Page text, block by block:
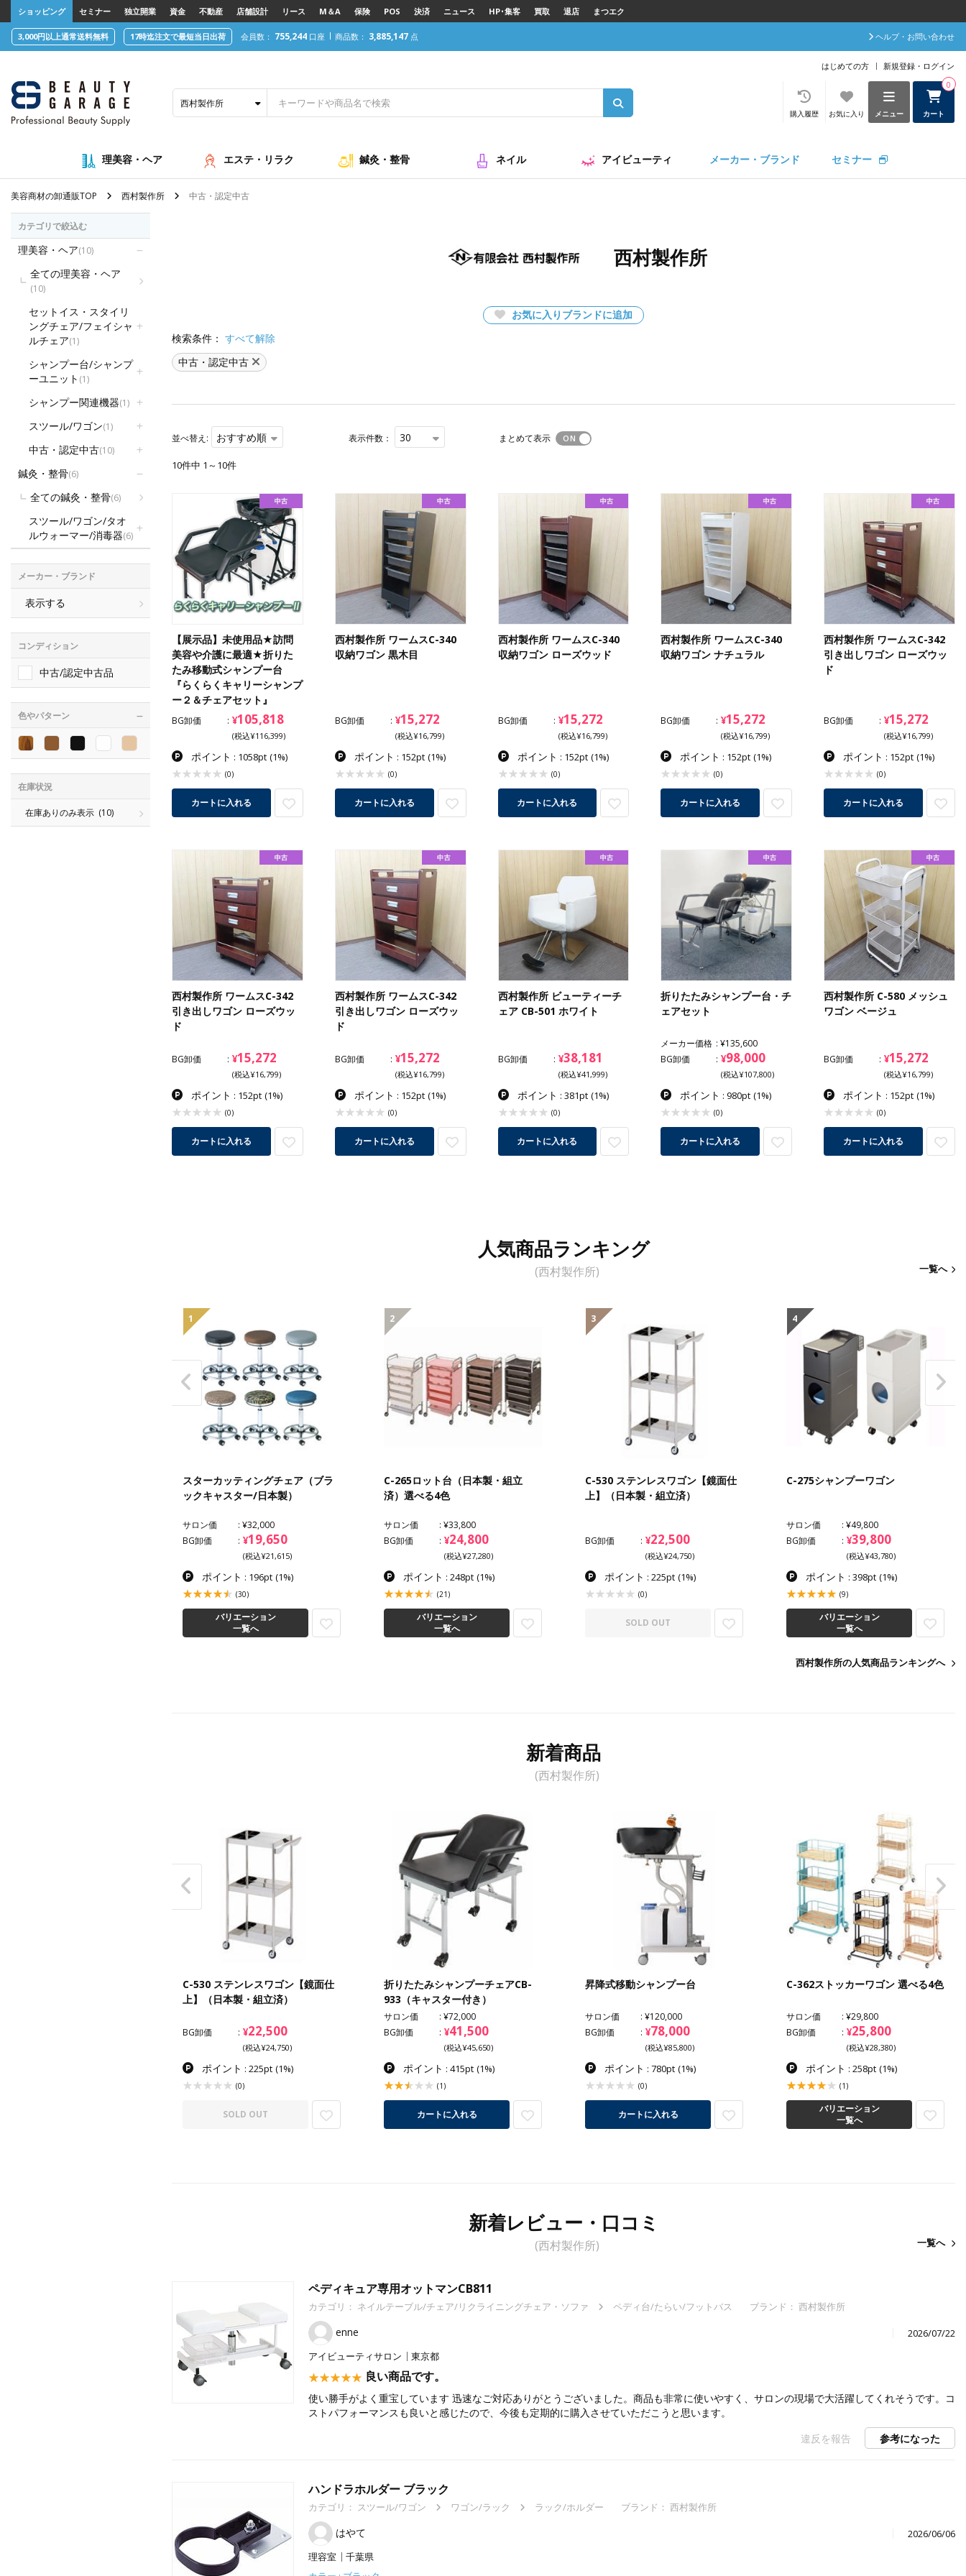
text.skipToContent
text.skipToNavigation
ショッピング セミナー 独立開業 資金 不動産 店舗設計 リース M＆A 保険 POS 決済 ニュース HP･集客 買取 退店 まつエク
3,000円以上通常送料無料 17時迄注文で最短当日出荷 会員数： 755,244 口座 商品数： 3,885,147 点 ヘルプ・お問い合わせ
はじめての方 新規登録・ログイン
カート
0
メニュー
お気に入り
購入履歴
西村製作所
理美容・ヘア エステ・リラク 鍼灸・整骨 ネイル アイビューティ メーカー・ブランド セミナー
美容商材の卸通販TOP 西村製作所 中古・認定中古
カテゴリで絞込む
理美容・ヘア(10)
全ての理美容・ヘア
(10)
セットイス・スタイリ
ングチェア/フェイシャ
ルチェア(1)
シャンプー台/シャンプ
ーユニット (1)
シャンプー関連機器(1)
スツール/ワゴン(1)
中古・認定中古(10)
鍼灸・整骨(6)
全ての鍼灸・整骨(6)
スツール/ワゴン/タオ
ルウォーマー/消毒器(6)
メーカー・ブランド
表示する
コンディション
中古/認定中古品
色やパターン
在庫状況
在庫ありのみ表示 (10)
西村製作所
お気に入りブランドに追加
検索条件： すべて解除
中古・認定中古
並べ替え: おすすめ順 表示件数： 30 まとめて表示
10件中 1～10件
【展示品】未使用品★訪問
美容や介護に最適★折りた
たみ移動式シャンプー台
『らくらくキャリーシャンプ
ー２＆チェアセット』
BG卸価 ¥105,818
(税込¥116,399)
ポイント : 1058pt (1%)
(0)
カートに入れる
西村製作所 ワームスC-340
収納ワゴン 黒木目
BG卸価 ¥15,272
(税込¥16,799)
ポイント : 152pt (1%)
(0)
カートに入れる
西村製作所 ワームスC-340
収納ワゴン ローズウッド
BG卸価 ¥15,272
(税込¥16,799)
ポイント : 152pt (1%)
(0)
カートに入れる
西村製作所 ワームスC-340
収納ワゴン ナチュラル
BG卸価 ¥15,272
(税込¥16,799)
ポイント : 152pt (1%)
(0)
カートに入れる
西村製作所 ワームスC-342
引き出しワゴン ローズウッ
ド
BG卸価 ¥15,272
(税込¥16,799)
ポイント : 152pt (1%)
(0)
カートに入れる
西村製作所 ワームスC-342
引き出しワゴン ローズウッ
ド
BG卸価 ¥15,272
(税込¥16,799)
ポイント : 152pt (1%)
(0)
カートに入れる
西村製作所 ワームスC-342
引き出しワゴン ローズウッ
ド
BG卸価 ¥15,272
(税込¥16,799)
ポイント : 152pt (1%)
(0)
カートに入れる
西村製作所 ビューティーチ
ェア CB-501 ホワイト
BG卸価 ¥38,181
(税込¥41,999)
ポイント : 381pt (1%)
(0)
カートに入れる
折りたたみシャンプー台・チ
ェアセット
メーカー価格
¥135,600
BG卸価
¥98,000
(税込¥107,800)
ポイント : 980pt (1%)
(0)
カートに入れる
西村製作所 C-580 メッシュ
ワゴン ベージュ
BG卸価 ¥15,272
(税込¥16,799)
ポイント : 152pt (1%)
(0)
カートに入れる
人気商品ランキング
(西村製作所) 一覧へ
1
スターカッティングチェア（ブラ
ックキャスター/日本製）
サロン価
¥32,000
BG卸価
¥19,650
(税込¥21,615)
ポイント : 196pt (1%)
(30)
バリエーション
一覧へ
2
C-265ロット台（日本製・組立
済）選べる4色
サロン価
¥33,800
BG卸価
¥24,800
(税込¥27,280)
ポイント : 248pt (1%)
(21)
バリエーション
一覧へ
3
C-530 ステンレスワゴン【鏡面仕
上】（日本製・組立済）
BG卸価 ¥22,500
(税込¥24,750)
ポイント : 225pt (1%)
(0)
SOLD OUT
4
C-275シャンプーワゴン
サロン価
¥49,800
BG卸価
¥39,800
(税込¥43,780)
ポイント : 398pt (1%)
(9)
バリエーション
一覧へ
西村製作所の人気商品ランキングへ
新着商品
(西村製作所)
C-530 ステンレスワゴン【鏡面仕
上】（日本製・組立済）
BG卸価 ¥22,500
(税込¥24,750)
ポイント : 225pt (1%)
(0)
SOLD OUT
折りたたみシャンプーチェアCB-
933（キャスター付き）
サロン価
¥72,000
BG卸価
¥41,500
(税込¥45,650)
ポイント : 415pt (1%)
(1)
カートに入れる
昇降式移動シャンプー台
サロン価
¥120,000
BG卸価
¥78,000
(税込¥85,800)
ポイント : 780pt (1%)
(0)
カートに入れる
C-362ストッカーワゴン 選べる4色
サロン価
¥29,800
BG卸価
¥25,800
(税込¥28,380)
ポイント : 258pt (1%)
(1)
バリエーション
一覧へ
新着レビュー・口コミ
(西村製作所) 一覧へ
ペディキュア専用オットマンCB811
カテゴリ： ネイルテーブル/チェア/リクライニングチェア・ソファ ペディ台/たらい/フットバス ブランド： 西村製作所
enne
2026/07/22
アイビューティサロン
東京都
良い商品です。
使い勝手がよく重宝しています 迅速なご対応ありがとうございました。商品も非常に使いやすく、サロンの現場で大活躍してくれそうです。コ
ストパフォーマンスも良いと感じたので、今後も定期的に購入させていただこうと思います。
違反を報告
参考になった
ハンドラホルダー ブラック
カテゴリ： スツール/ワゴン ワゴン/ラック ラック/ホルダー ブランド： 西村製作所
はやて
2026/06/06
理容室
千葉県